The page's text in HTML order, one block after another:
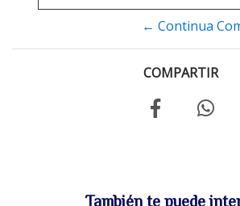
← Continua
COMPARTIR
También te puede